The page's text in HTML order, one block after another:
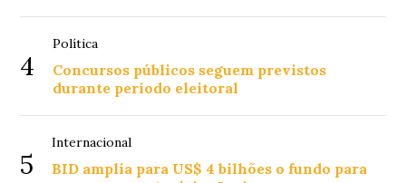
4
Política
Concursos públicos seguem previstos
durante período eleitoral
5
Internacional
BID amplia para US$ 4 bilhões o fundo para